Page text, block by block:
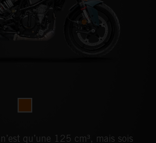
qu’une 125 cm³, mais sois